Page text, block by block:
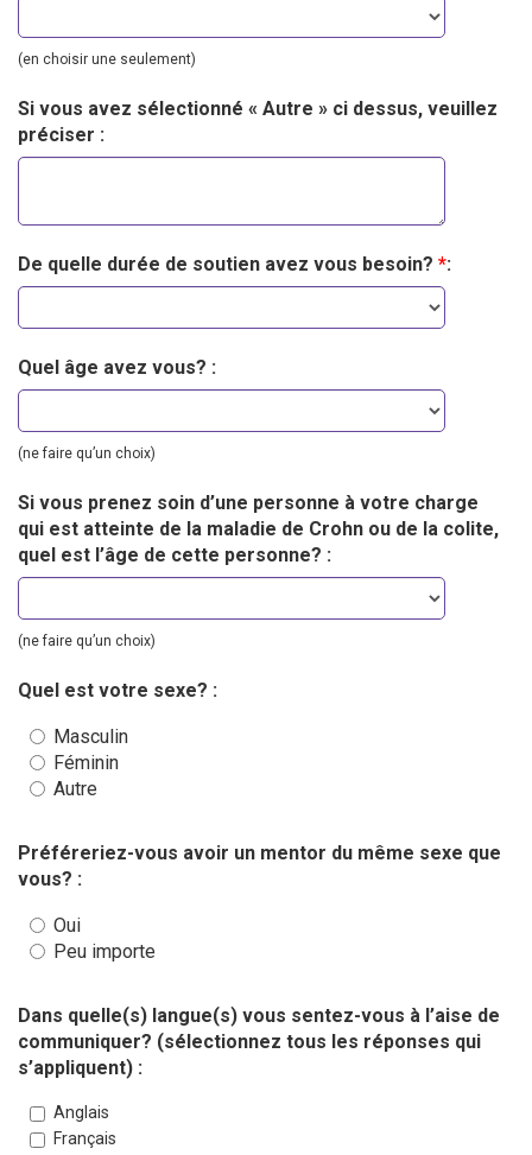
(en choisir une seulement)
Si vous avez sélectionné « Autre » ci dessus, veuillez
préciser :
De quelle durée de soutien avez vous besoin? *:
Quel âge avez vous? :
(ne faire qu’un choix)
Si vous prenez soin d’une personne à votre charge
qui est atteinte de la maladie de Crohn ou de la colite,
quel est l’âge de cette personne? :
(ne faire qu’un choix)
Quel est votre sexe? :
Masculin
Féminin
Autre
Préféreriez-vous avoir un mentor du même sexe que
vous? :
Oui
Peu importe
Dans quelle(s) langue(s) vous sentez-vous à l’aise de
communiquer? (sélectionnez tous les réponses qui
s’appliquent) :
Anglais
Français